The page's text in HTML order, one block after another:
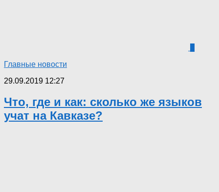
Главные новости
29.09.2019 12:27
Что, где и как: сколько же языков
учат на Кавказе?